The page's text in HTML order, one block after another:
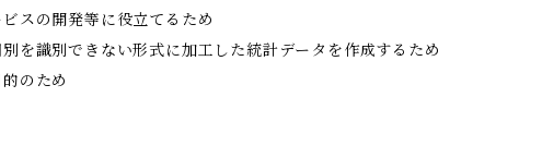
スの開発等に役立てるため
を識別できない形式に加工した統計データを作成するため
のため